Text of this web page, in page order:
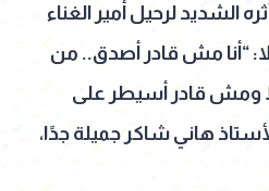
لرحيل أمير الغناء
“أنا مش قادر أصدق.. من
ومش قادر أسيطر على
هاني شاكر جميلة جدًا،